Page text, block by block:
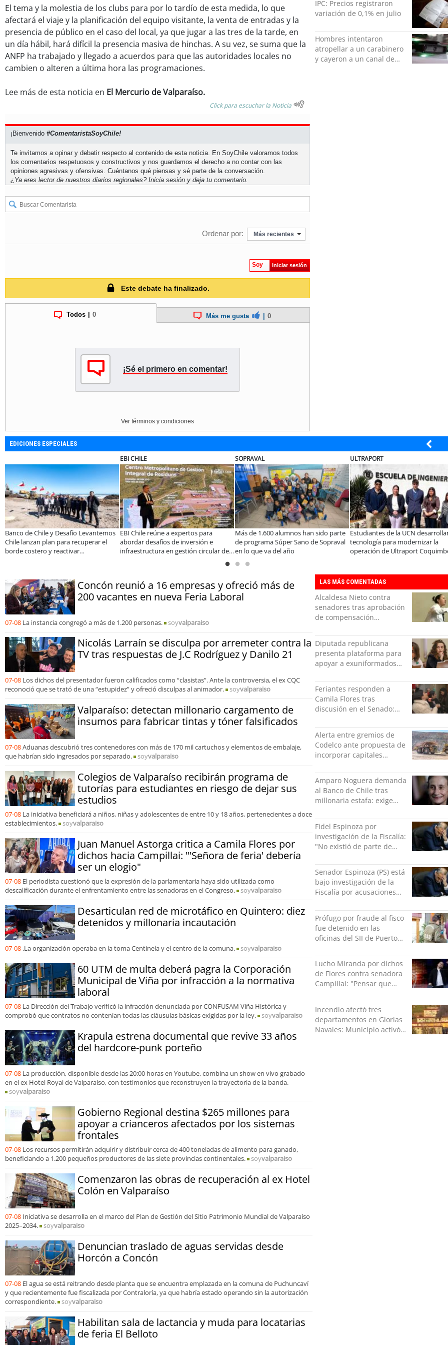
El tema y la molestia de los clubs para por lo tardío de esta medida, lo que
afectará el viaje y la planificación del equipo visitante, la venta de entradas y la
presencia de público en el caso del local, ya que jugar a las tres de la tarde, en
un día hábil, hará difícil la presencia masiva de hinchas. A su vez, se suma que la
ANFP ha trabajado y llegado a acuerdos para que las autoridades locales no
cambien o alteren a última hora las programaciones.
Lee más de esta noticia en El Mercurio de Valparaíso.
Click para escuchar la Noticia
¡Bienvenido #ComentaristaSoyChile!
Te invitamos a opinar y debatir respecto al contenido de esta noticia. En SoyChile valoramos todos
los comentarios respetuosos y constructivos y nos guardamos el derecho a no contar con las
opiniones agresivas y ofensivas. Cuéntanos qué piensas y sé parte de la conversación.
¿Ya eres lector de nuestros diarios regionales? Inicia sesión y deja tu comentario.
Ordenar por: Más recientes
Soy Iniciar sesión
Este debate ha finalizado.
Todos 0 Más me gusta 0
¡Sé el primero en comentar!
Ver términos y condiciones
IPC: Precios registraron
variación de 0,1% en julio
Hombres intentaron
atropellar a un carabinero
y cayeron a un canal de
EDICIONES ESPECIALES
han sido parte
de Sopraval
Estudiantes de la UCN desarrollan
tecnología para modernizar la
operación de Ultraport Coquimbo
Educación y colaboración público-
privada se toman La Araucanía:
encuentro reunió a líderes para
abordar las brechas y oportunidades
Claves para comprar
electrodomésticos durante el Black
Sale
A dos años de
especialistas
consolidar un
Concón reunió a 16 empresas y ofreció más de
200 vacantes en nueva Feria Laboral
07-08 La instancia congregó a más de 1.200 personas. soyvalparaiso
Nicolás Larraín se disculpa por arremeter contra la
TV tras respuestas de J.C Rodríguez y Danilo 21
07-08 Los dichos del presentador fueron calificados como “clasistas”. Ante la controversia, el ex CQC
reconoció que se trató de una “estupidez” y ofreció disculpas al animador.
soyvalparaiso
Valparaíso: detectan millonario cargamento de
insumos para fabricar tintas y tóner falsificados
07-08Aduanas descubrió tres contenedores con más de 170 mil cartuchos y elementos de embalaje,
que habrían sido ingresados por separado.
soyvalparaiso
Colegios de Valparaíso recibirán programa de
tutorías para estudiantes en riesgo de dejar sus
estudios
07-08 La iniciativa beneficiará a niños, niñas y adolescentes de entre 10 y 18 años, pertenecientes a doce
establecimientos.
soyvalparaiso
Juan Manuel Astorga critica a Camila Flores por
dichos hacia Campillai: "'Señora de feria' debería
ser un elogio"
07-08 El periodista cuestionó que la expresión de la parlamentaria haya sido utilizada como
descalificación durante el enfrentamiento entre las senadoras en el Congreso.
soyvalparaiso
Desarticulan red de microtáfico en Quintero: diez
detenidos y millonaria incautación
07-08 .La organización operaba en la toma Centinela y el centro de la comuna. soyvalparaiso
60 UTM de multa deberá pagra la Corporación
Municipal de Viña por infracción a la normativa
laboral
07-08 La Dirección del Trabajo verificó la infracción denunciada por CONFUSAM Viña Histórica y
comprobó que contratos no contenían todas las cláusulas básicas exigidas por la ley.
soyvalparaiso
Krapula estrena documental que revive 33 años
del hardcore-punk porteño
07-08 La producción, disponible desde las 20:00 horas en Youtube, combina un show en vivo grabado
en el ex Hotel Royal de Valparaíso, con testimonios que reconstruyen la trayectoria de la banda.
soyvalparaiso
Gobierno Regional destina $265 millones para
apoyar a crianceros afectados por los sistemas
frontales
07-08 Los recursos permitirán adquirir y distribuir cerca de 400 toneladas de alimento para ganado,
beneficiando a 1.200 pequeños productores de las siete provincias continentales.
soyvalparaiso
Comenzaron las obras de recuperación al ex Hotel
Colón en Valparaíso
07-08 Iniciativa se desarrolla en el marco del Plan de Gestión del Sitio Patrimonio Mundial de Valparaíso
2025–2034.
soyvalparaiso
Denuncian traslado de aguas servidas desde
Horcón a Concón
07-08 El agua se está reitrando desde planta que se encuentra emplazada en la comuna de Puchuncaví
y que recientemente fue fiscalizada por Contraloría, ya que habría estado operando sin la autorización
correspondiente.
soyvalparaiso
Habilitan sala de lactancia y muda para locatarias
de feria El Belloto
LAS MÁS COMENTADAS
Alcaldesa Nieto contra
senadores tras aprobación
de compensación
indolente"
Diputada republicana
presenta plataforma para
apoyar a exuniformados
social
Feriantes responden a
Camila Flores tras
discusión en el Senado:
orgullo”
Alerta entre gremios de
Codelco ante propuesta de
incorporar capitales
Amparo Noguera demanda
al Banco de Chile tras
millonaria estafa: exige
Fidel Espinoza por
investigación de la Fiscalía:
"No existió de parte de
violencia física ni verbal"
Senador Espinoza (PS) está
bajo investigación de la
Fiscalía por acusaciones
su pareja
Prófugo por fraude al fisco
fue detenido en las
oficinas del SII de Puerto
facturas
Lucho Miranda por dichos
de Flores contra senadora
Campillai: "Pensar que
es una forma de quitar
dignidad"
Incendio afectó tres
departamentos en Glorias
Navales: Municipio activó